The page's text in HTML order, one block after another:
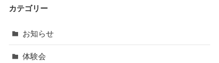
カテゴリー
お知らせ
体験会